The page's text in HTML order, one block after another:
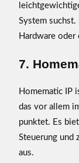
System
Hardware oder
7.
Homematic IP
das vor allem
punktet. Es
Steuerung und
aus.